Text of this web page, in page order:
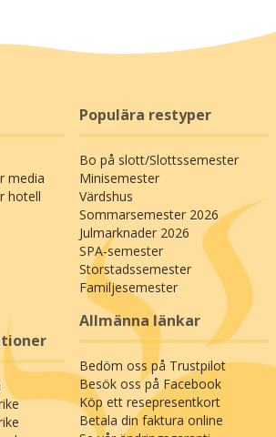
media
hotell
Populära restyper
Bo på slott/Slottssemester
Minisemester
Värdshus
Sommarsemester 2026
Julmarknader 2026
SPA-semester
Storstadssemester
Familjesemester
Allmänna länkar
Bedöm oss på Trustpilot
Besök oss på Facebook
Köp ett resepresentkort
Betala din faktura online